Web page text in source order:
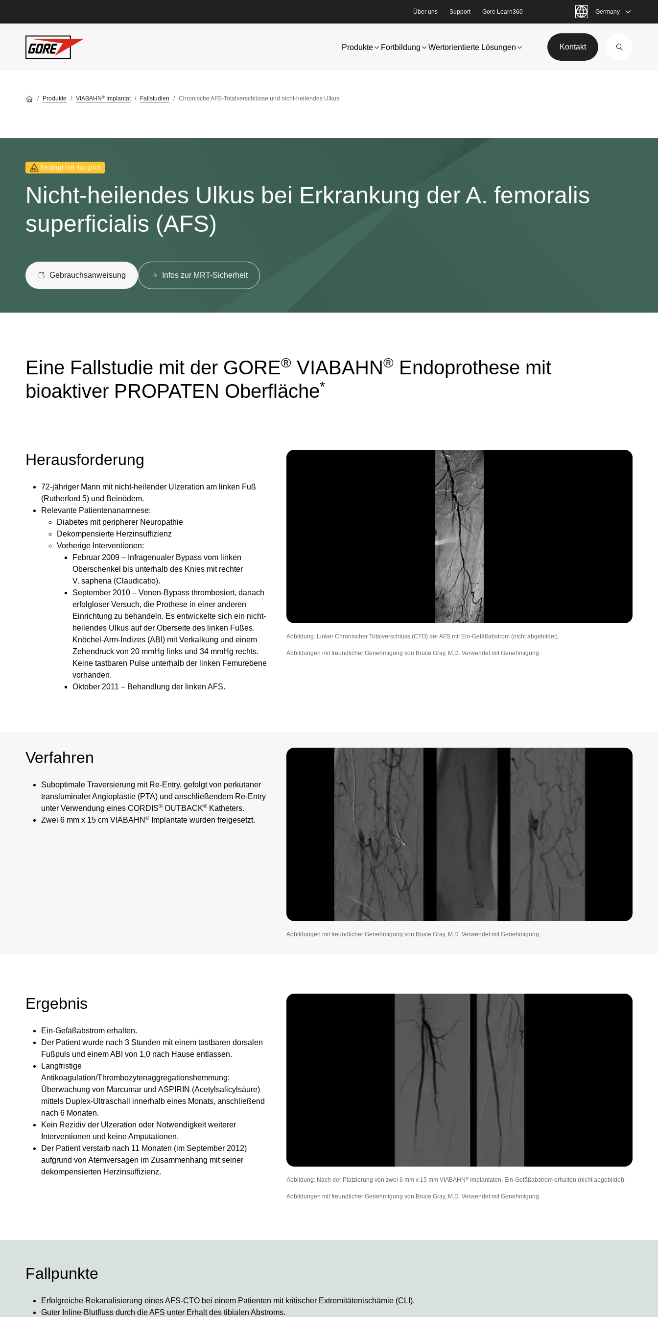
Über uns Support Gore Learn360 Germany
Produkte Fortbildung Wertorientierte Lösungen Kontakt
Produkte VIABAHN ® Implantat Fallstudien Chronische AFS-Totalverschlüsse und nicht-heilendes Ulkus
Bedingt MR‑tauglich
Nicht-heilendes Ulkus bei Erkrankung der A. femoralis
superficialis (AFS)
Gebrauchsanweisung Infos zur MRT-Sicherheit
Eine Fallstudie mit der GORE® VIABAHN® Endoprothese mit
bioaktiver PROPATEN Oberfläche*
Herausforderung
72-jähriger Mann mit nicht-heilender Ulzeration am linken Fuß
(Rutherford 5) und Beinödem.
Relevante Patientenanamnese:
Diabetes mit peripherer Neuropathie
Dekompensierte Herzinsuffizienz
Vorherige Interventionen:
Februar 2009 – Infragenualer Bypass vom linken
Oberschenkel bis unterhalb des Knies mit rechter
V. saphena (Claudicatio).
September 2010 – Venen-Bypass thrombosiert, danach
erfolgloser Versuch, die Prothese in einer anderen
Einrichtung zu behandeln. Es entwickelte sich ein nicht-
heilendes Ulkus auf der Oberseite des linken Fußes.
Knöchel-Arm-Indizes (ABI) mit Verkalkung und einem
Zehendruck von 20 mmHg links und 34 mmHg rechts.
Keine tastbaren Pulse unterhalb der linken Femurebene
vorhanden.
Oktober 2011 – Behandlung der linken AFS.
Image
Abbildung: Linker Chronischer Totalverschluss (CTO) der AFS mit Ein-Gefäßabstrom (nicht abgebildet).
Abbildungen mit freundlicher Genehmigung von Bruce Gray, M.D. Verwendet mit Genehmigung.
Verfahren
Suboptimale Traversierung mit Re-Entry, gefolgt von perkutaner
transluminaler Angioplastie (PTA) und anschließendem Re-Entry
unter Verwendung eines CORDIS® OUTBACK® Katheters.
Zwei 6 mm x 15 cm VIABAHN ® Implantate wurden freigesetzt.
Image
Abbildungen mit freundlicher Genehmigung von Bruce Gray, M.D. Verwendet mit Genehmigung.
Ergebnis
Ein-Gefäßabstrom erhalten.
Der Patient wurde nach 3 Stunden mit einem tastbaren dorsalen
Fußpuls und einem ABI von 1,0 nach Hause entlassen.
Langfristige
Antikoagulation/Thrombozytenaggregationshemmung:
Überwachung von Marcumar und ASPIRIN (Acetylsalicylsäure)
mittels Duplex-Ultraschall innerhalb eines Monats, anschließend
nach 6 Monaten.
Kein Rezidiv der Ulzeration oder Notwendigkeit weiterer
Interventionen und keine Amputationen.
Der Patient verstarb nach 11 Monaten (im September 2012)
aufgrund von Atemversagen im Zusammenhang mit seiner
dekompensierten Herzinsuffizienz.
Image
Abbildung: Nach der Platzierung von zwei 6 mm x 15 mm VIABAHN ®Implantaten. Ein-Gefäßabstrom erhalten (nicht abgebildet).
Abbildungen mit freundlicher Genehmigung von Bruce Gray, M.D. Verwendet mit Genehmigung.
Fallpunkte
Erfolgreiche Rekanalisierung eines AFS-CTO bei einem Patienten mit kritischer Extremitätenischämie (CLI).
Guter Inline-Blutfluss durch die AFS unter Erhalt des tibialen Abstroms.